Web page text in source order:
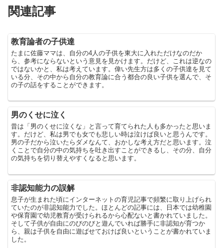
関連記事
教育論者の子供達
たまに佐藤ママは、自分の4人の子供を東大に入れただけなのだか
ら、参考にならないという意見を見かけます。だけど、これは逆なの
ではないかと、私は考えています。偉い先生方は多くの子供達を見て
いる分、その中から自分の教育論に合う都合の良い子供を選んで、そ
の子の話をすることができます。
男のくせに泣く
昔は「男のくせに泣くな」と言って育てられた人も多かったと思いま
す。だけど、私は男でも女でも悲しい時は泣けば良いと思うんです。
男の子だから泣いたらダメなんて、おかしな考え方だと思います。泣
くことで自分の中の気持ちを吐き出すことができるし、その分、自分
の気持ちを切り替えやすくなると思います。
非認知能力の誤解
息子が生まれた頃にインターネットの育児記事で頻繁に取り上げられ
ていたのが非認知能力でした。ほとんどの記事には、日本では幼稚園
や保育園で幼児教育が受けられるから心配ないと書かれていました。
そして子供が自由にのびのびと遊んでいれば勝手に非認知が育つか
ら、親は子供を自由に遊ばせておけば良いということが書かれていま
した。